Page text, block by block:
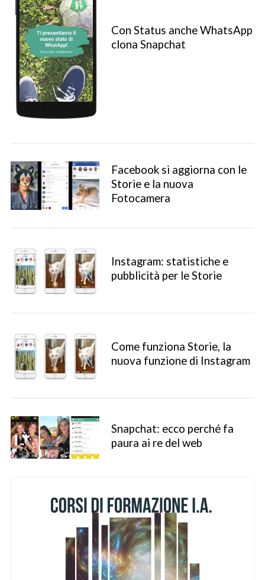
Con Status anche WhatsApp
clona Snapchat
Facebook si aggiorna con le
Storie e la nuova
Fotocamera
Instagram: statistiche e
pubblicità per le Storie
Come funziona Storie, la
nuova funzione di Instagram
Snapchat: ecco perché fa
paura ai re del web
a
r
c
h